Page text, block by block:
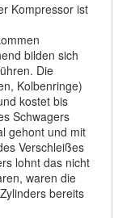
Kompressor ist
bilden sich
Die
Kolbenringe)
kostet bis
Schwagers
gehont und mit
Verschleißes
lohnt das nicht
waren die
bereits